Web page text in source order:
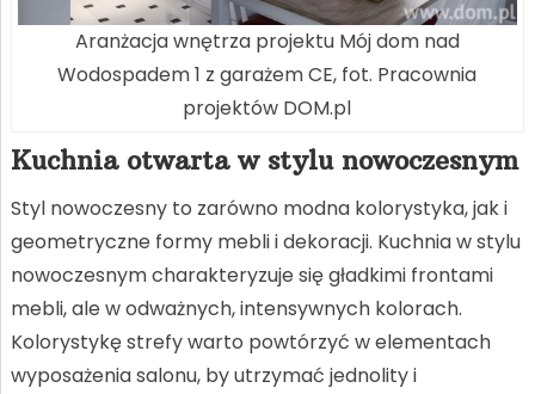
Aranżacja wnętrza projektu Mój dom nad
Wodospadem 1 z garażem CE, fot. Pracownia
projektów DOM.pl
Kuchnia otwarta w stylu nowoczesnym
Styl nowoczesny to zarówno modna kolorystyka, jak i
geometryczne formy mebli i dekoracji. Kuchnia w stylu
nowoczesnym charakteryzuje się gładkimi frontami
mebli, ale w odważnych, intensywnych kolorach.
Kolorystykę strefy warto powtórzyć w elementach
wyposażenia salonu, by utrzymać jednolity i